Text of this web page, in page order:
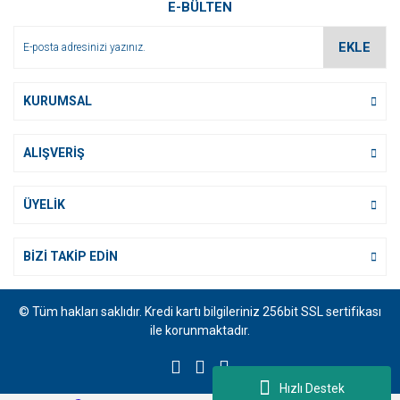
Hızlı Destek
Ürün fiyatı diğer sitelerden daha pahalı.
E-BÜLTEN
EKLE
KURUMSAL
ALIŞVERİŞ
ÜYELİK
BİZİ TAKİP EDİN
© Tüm hakları saklıdır. Kredi kartı bilgileriniz 256bit SSL sertifikası
ile korunmaktadır.